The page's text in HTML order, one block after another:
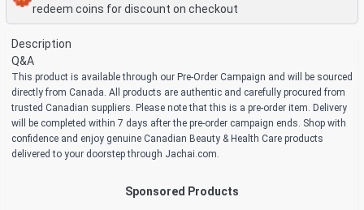
redeem coins for discount on checkout
Description
Q&A
This product is available through our Pre-Order Campaign and will be sourced
directly from Canada. All products are authentic and carefully procured from
trusted Canadian suppliers. Please note that this is a pre-order item. Delivery
will be completed within 7 days after the pre-order campaign ends. Shop with
confidence and enjoy genuine Canadian Beauty & Health Care products
delivered to your doorstep through Jachai.com.
Sponsored Products